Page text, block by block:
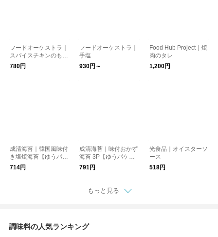
フードオーケストラ｜
スパイスチキンのもと
【ゆうパケット対応】
780円
フードオーケストラ｜
手塩
930円～
Food Hub Project｜焼
肉のタレ
1,200円
成清海苔｜韓国風味付
き塩焼海苔【ゆうパケ
ット対応】
714円
成清海苔｜味付おかず
海苔 3P【ゆうパケッ
ト対応】
791円
光食品｜オイスターソ
ース
518円
もっと見る
調味料の人気ランキング